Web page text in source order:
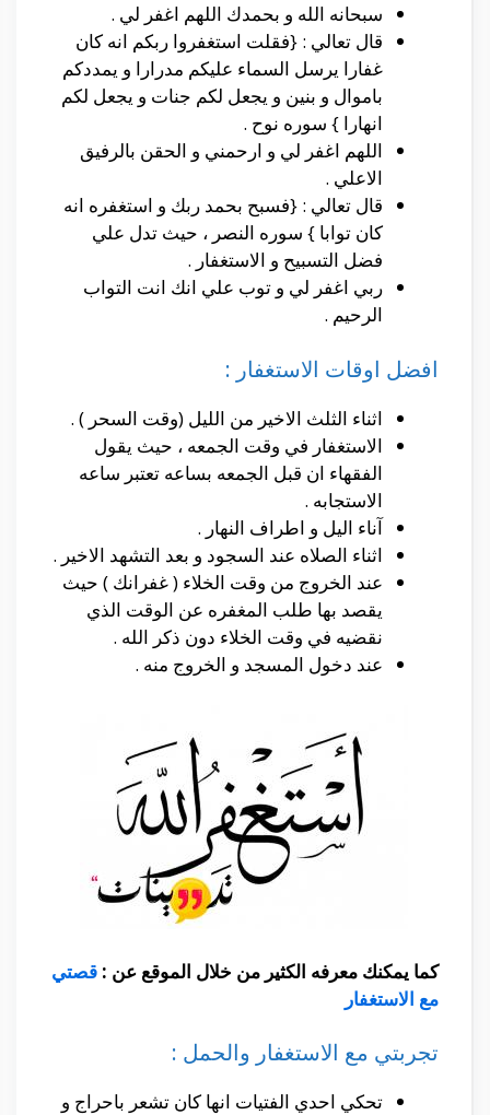
سبحانه الله و بحمدك اللهم اغفر لي .
قال تعالي : {فقلت استغفروا ربكم انه كان
غفارا يرسل السماء عليكم مدرارا و يمددكم
باموال و بنين و يجعل لكم جنات و يجعل لكم
انهارا } سوره نوح .
اللهم اغفر لي و ارحمني و الحقن بالرفيق
الاعلي .
قال تعالي : {فسبح بحمد ربك و استغفره انه
كان توابا } سوره النصر ، حيث تدل علي
فضل التسبيح و الاستغفار .
ربي اغفر لي و توب علي انك انت التواب
الرحيم .
افضل اوقات الاستغفار :
اثناء الثلث الاخير من الليل (وقت السحر ) .
الاستغفار في وقت الجمعه ، حيث يقول
الفقهاء ان قبل الجمعه بساعه تعتبر ساعه
الاستجابه .
آناء اليل و اطراف النهار .
اثناء الصلاه عند السجود و بعد التشهد الاخير .
عند الخروج من وقت الخلاء ( غفرانك ) حيث
يقصد بها طلب المغفره عن الوقت الذي
نقضيه في وقت الخلاء دون ذكر الله .
عند دخول المسجد و الخروج منه .
كما يمكنك معرفه الكثير من خلال الموقع عن : قصتي
مع الاستغفار
تجربتي مع الاستغفار والحمل :
تحكي احدي الفتيات انها كان تشعر باحراج و